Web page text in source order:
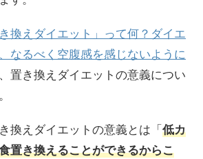
き換えダイエット」って何？ダイエ
なるべく空腹感を感じないように
置き換えダイエットの意義につい
換えダイエットの意義とは「低カ
置き換えることができるからこ